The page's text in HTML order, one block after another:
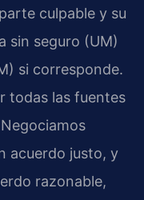
culpable y su
sin seguro (UM)
si corresponde.
todas las fuentes
acuerdo justo, y
razonable,